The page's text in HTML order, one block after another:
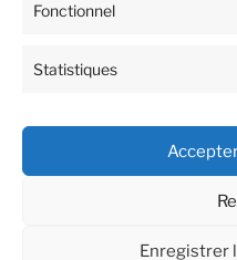
Fonctionnel
Statistiques
Enregistrer
respect
sécurité psychologique
Fièrement propulsé par